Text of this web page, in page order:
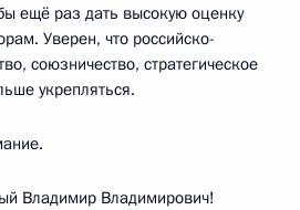
ещё раз дать высокую оценку
Уверен, что российско-
союзничество, стратегическое
укрепляться.
Владимир Владимирович!